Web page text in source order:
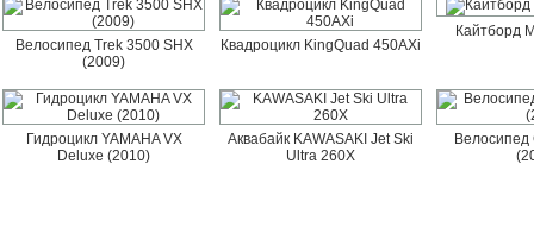
Велосипед Trek 3500 SHX
(2009)
Квадроцикл KingQuad 450AXi
Кайтборд
Гидроцикл YAMAHA VX
Deluxe (2010)
Аквабайк KAWASAKI Jet Ski
Ultra 260X
Велосипед